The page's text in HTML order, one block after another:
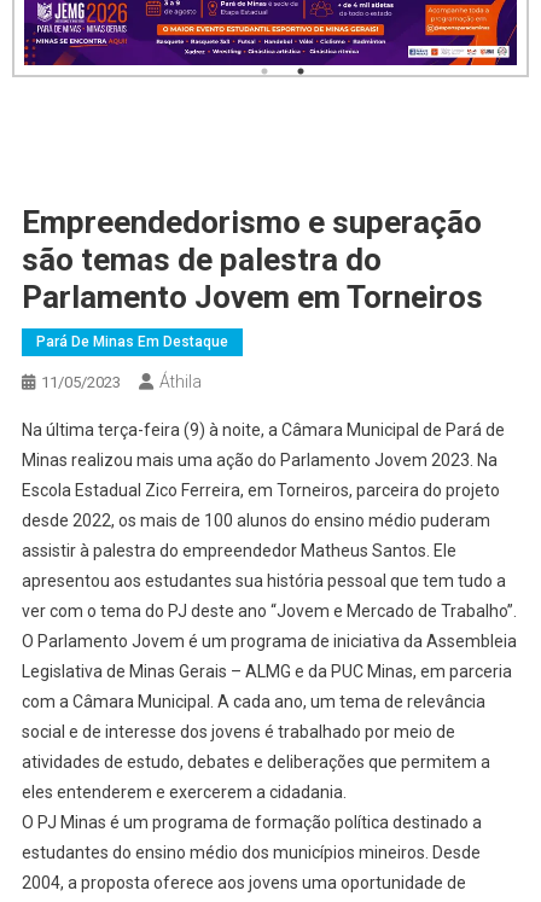
Empreendedorismo e superação
são temas de palestra do
Parlamento Jovem em Torneiros
Pará De Minas Em Destaque
11/05/2023 Áthila
Na última terça-feira (9) à noite, a Câmara Municipal de Pará de
Minas realizou mais uma ação do Parlamento Jovem 2023. Na
Escola Estadual Zico Ferreira, em Torneiros, parceira do projeto
desde 2022, os mais de 100 alunos do ensino médio puderam
assistir à palestra do empreendedor Matheus Santos. Ele
apresentou aos estudantes sua história pessoal que tem tudo a
ver com o tema do PJ deste ano “Jovem e Mercado de Trabalho”.
O Parlamento Jovem é um programa de iniciativa da Assembleia
Legislativa de Minas Gerais – ALMG e da PUC Minas, em parceria
com a Câmara Municipal. A cada ano, um tema de relevância
social e de interesse dos jovens é trabalhado por meio de
atividades de estudo, debates e deliberações que permitem a
eles entenderem e exercerem a cidadania.
O PJ Minas é um programa de formação política destinado a
estudantes do ensino médio dos municípios mineiros. Desde
2004, a proposta oferece aos jovens uma oportunidade de